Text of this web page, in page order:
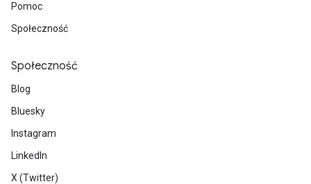
Pomoc
Społeczność
Społeczność
Blog
Bluesky
Instagram
LinkedIn
X (Twitter)